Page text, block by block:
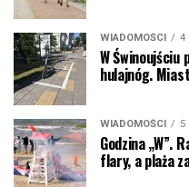
WIADOMOŚCI 4
W
hulajnóg.
WIADOMOŚCI 5
Godzina „W”.
flary, a plaża